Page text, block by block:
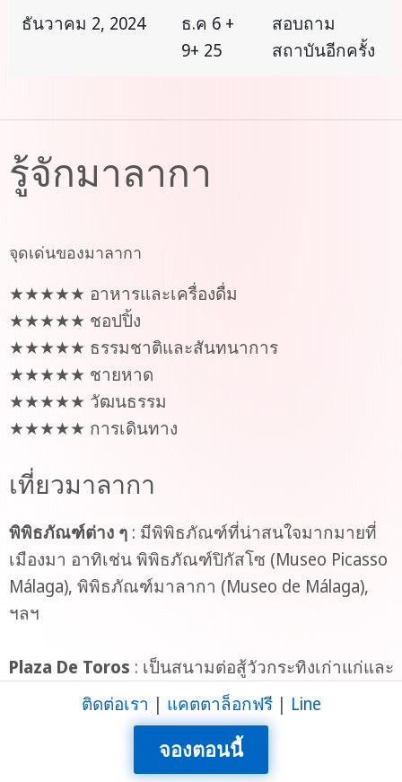
ธันวาคม 2, 2024
ธ.ค 6 +
9+ 25
สอบถาม
สถาบันอีกครั้ง
รู้จักมาลากา
จุดเด่นของมาลากา
★★★★★ อาหารและเครื่องดื่ม
★★★★★ ชอปปิ้ง
★★★★★ ธรรมชาติและสันทนาการ
★★★★★ ชายหาด
★★★★★ วัฒนธรรม
★★★★★ การเดินทาง
เที่ยวมาลากา
พิพิธภัณฑ์ต่าง ๆ: มีพิพิธภัณฑ์ที่น่าสนใจมากมายที่
เมืองมา อาทิเช่น พิพิธภัณฑ์ปิกัสโซ (Museo Picasso
Málaga), พิพิธภัณฑ์มาลากา (Museo de Málaga),
ฯลฯ
Plaza De Toros : เป็นสนามต่อสู้วัวกระทิงเก่าแก่และ
ใหญ่มากซึ่งจะอยู่ตามเมืองสำคัญๆ เป็นประเพณีและ
ศิลปะของประเทศสเปน การเข้าชมการต่อสู้วัวของที่
นี้จึงเป็นจุดเด่นของชาวสเปนและนักเที่ยวจากทั่วโลก
ให้ความสนใจมาอย่างยาวนาน